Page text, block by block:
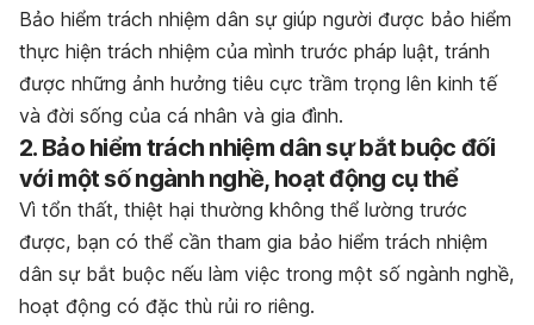
Bảo hiểm trách nhiệm dân sự giúp người được bảo hiểm
thực hiện trách nhiệm của mình trước pháp luật, tránh
được những ảnh hưởng tiêu cực trầm trọng lên kinh tế
và đời sống của cá nhân và gia đình.
2. Bảo hiểm trách nhiệm dân sự bắt buộc đối
với một số ngành nghề, hoạt động cụ thể
Vì tổn thất, thiệt hại thường không thể lường trước
được, bạn có thể cần tham gia bảo hiểm trách nhiệm
dân sự bắt buộc nếu làm việc trong một số ngành nghề,
hoạt động có đặc thù rủi ro riêng.